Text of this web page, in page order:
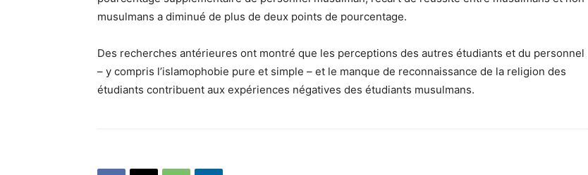
musulmans a diminué de plus de deux points de pourcentage.
Des recherches antérieures ont montré que les perceptions des autres étudiants et du personnel
– y compris l’islamophobie pure et simple – et le manque de reconnaissance de la religion des
étudiants contribuent aux expériences négatives des étudiants musulmans.